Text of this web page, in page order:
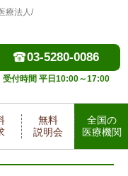
療法人/
03-5280-0086
受付時間 平日10:00～17:00
無料
説明会
全国の
医療機関